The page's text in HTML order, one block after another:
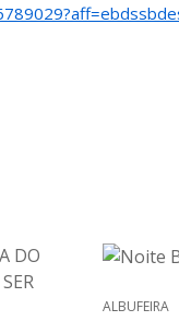
ALBUFEIRA